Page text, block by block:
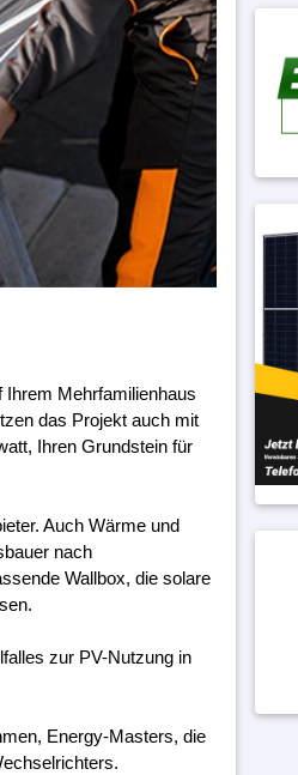
Ihrem Mehrfamilienhaus
das Projekt auch mit
Ihren Grundstein für
Auch Wärme und
nach
Wallbox, die solare
zur PV-Nutzung in
Energy-Masters, die